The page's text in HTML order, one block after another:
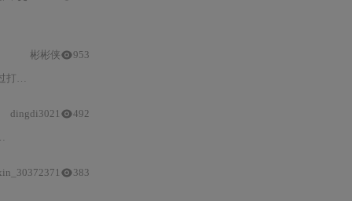
解难
彬彬侠 953
dingdi3021 492
383